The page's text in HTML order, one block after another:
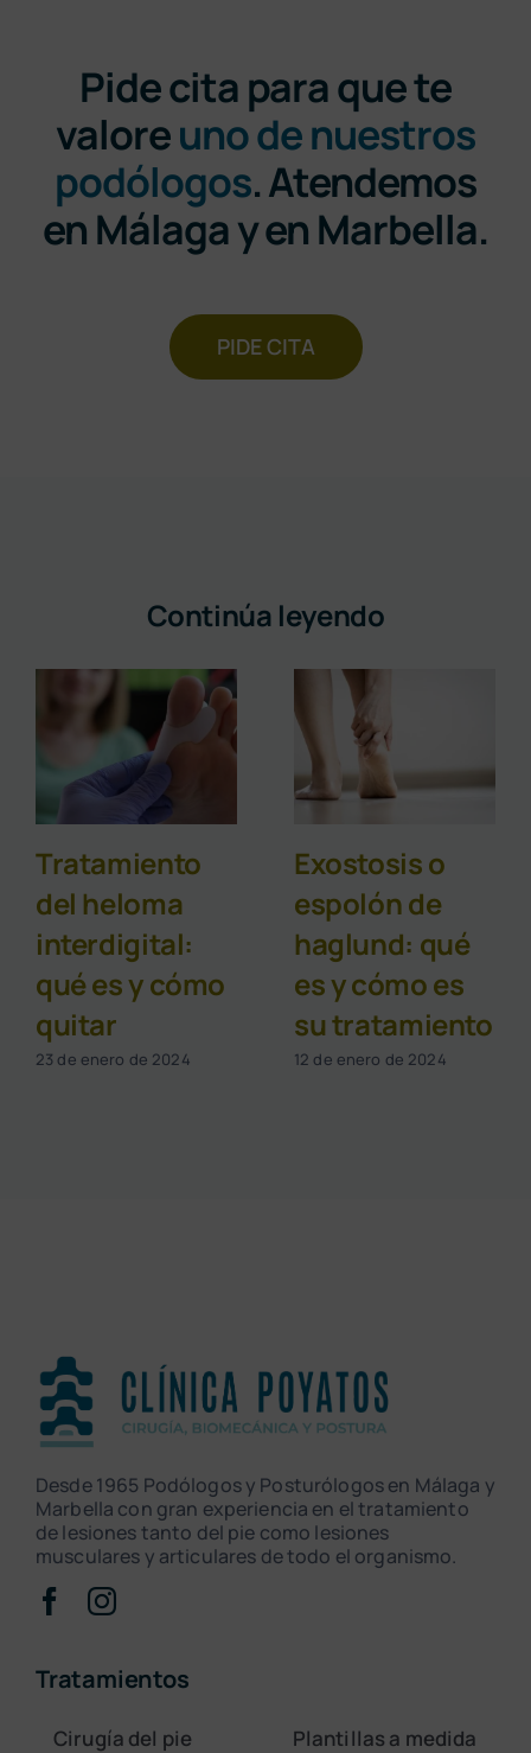
Pide cita para que te
valoreuno de nuestros
podólogos. Atendemos
en Málaga y en Marbella.
PIDE CITA
Continúa leyendo
Tratamiento
del heloma
interdigital:
qué es y cómo
quitar
23 de enero de 2024
Exostosis o
espolón de
haglund: qué
es y cómo es
su tratamiento
12 de enero de 2024
Desde 1965 Podólogos y Posturólogos en Málaga y
Marbella con gran experiencia en el tratamiento
de lesiones tanto del pie como lesiones
musculares y articulares de todo el organismo.
Tratamientos
Cirugía del pie
Plantillas a medida